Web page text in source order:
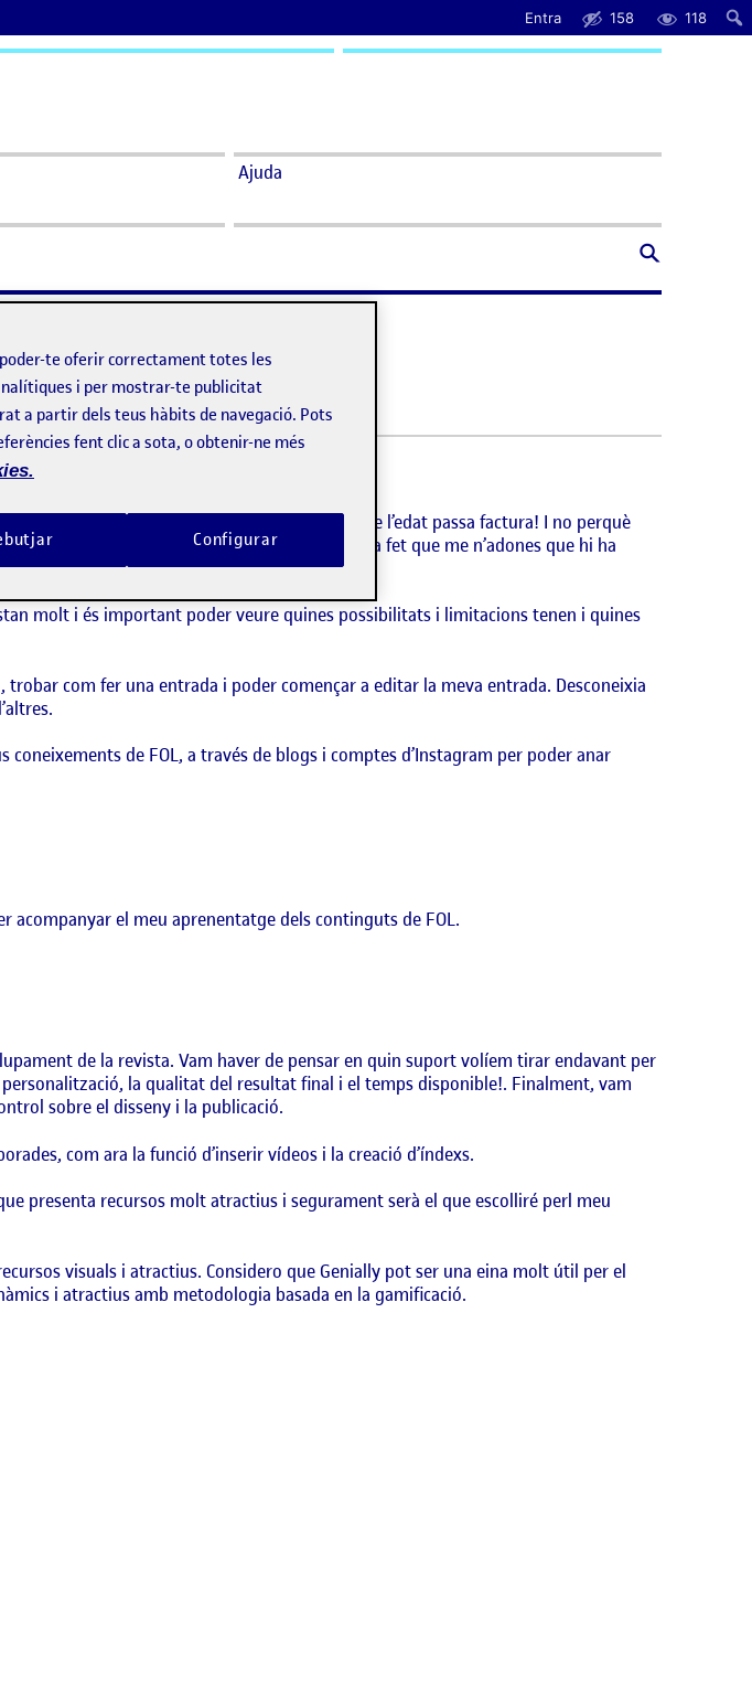
Entra 158 118
Ajuda
i que arrel d’aquest màster he descobert que l’edat passa factura! I no perquè
per desenvolupar la teva feina… doncs ha fet que me n’adones que hi ha
molt i és important poder veure quines possibilitats i limitacions tenen i quines
com fer una entrada i poder començar a editar la meva entrada. Desconeixia
de FOL, a través de blogs i comptes d’Instagram per poder anar
el meu aprenentatge dels continguts de FOL.
de la revista. Vam haver de pensar en quin suport volíem tirar endavant per
la qualitat del resultat final i el temps disponible!. Finalment, vam
sobre el disseny i la publicació.
com ara la funció d’inserir vídeos i la creació d’índexs.
presenta recursos molt atractius i segurament serà el que escolliré perl meu
visuals i atractius. Considero que Genially pot ser una eina molt útil per el
i atractius amb metodologia basada en la gamificació.
te oferir correctament totes les
i per mostrar-te publicitat
a partir dels teus hàbits de navegació. Pots
fent clic a sota, o obtenir-ne més
Configurar